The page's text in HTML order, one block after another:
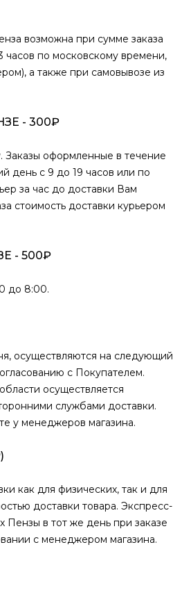
возможна при сумме заказа
часов по московскому времени,
а также при самовывозе из
- 300₽
Заказы оформленные в течение
день с 9 до 19 часов или по
за час до доставки Вам
стоимость доставки курьером
- 500₽
до 8:00.
осуществляются на следующий
с Покупателем.
осуществляется
службами доставки.
у менеджеров магазина.
как для физических, так и для
доставки товара. Экспресс-
Пензы в тот же день при заказе
с менеджером магазина.